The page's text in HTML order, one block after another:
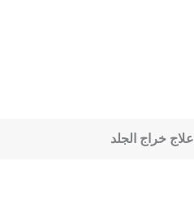
علاج خراج الجلد